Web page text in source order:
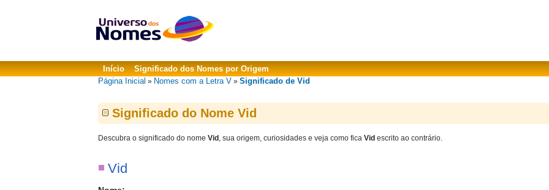
Início
Significado dos Nomes por Origem
Página Inicial » Nomes com a Letra V » Significado de Vid
Significado do Nome Vid
Descubra o significado do nome Vid , sua origem, curiosidades e veja como fica Vid escrito ao contrário.
Vid